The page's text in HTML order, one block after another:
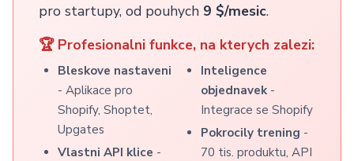
pro startupy, od pouhych 9 $/mesic.
🏆 Profesionalni funkce, na kterych zalezi:
Bleskove nastaveni
- Aplikace pro
Shopify, Shoptet,
Upgates
Vlastni API klice -
Inteligence
objednavek -
Integrace se Shopify
Pokrocily trening -
70 tis. produktu, API